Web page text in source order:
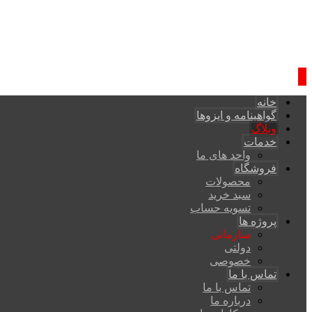
خانه
گواهینامه و ایزوها
وبلاگ
خدمات
واحد های ما
فروشگاه
محصولات
سبد خرید
تسویه حساب
پروژه ها
سازمانی
دولتی
خصوصی
تماس با ما
تماس با ما
درباره ما